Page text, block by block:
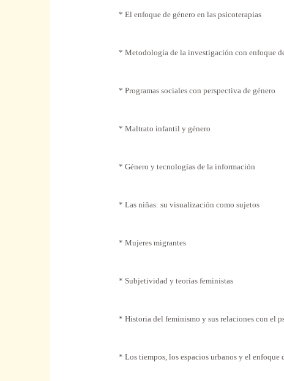
* El enfoque de género en las psicoterapias
* Metodología de la investigación con enfoque
* Programas sociales con perspectiva de género
* Maltrato infantil y género
* Género y tecnologías de la información
* Las niñas: su visualización como sujetos
* Mujeres migrantes
* Subjetividad y teorías feministas
* Historia del feminismo y sus relaciones con el
* Los tiempos, los espacios urbanos y el enfoque